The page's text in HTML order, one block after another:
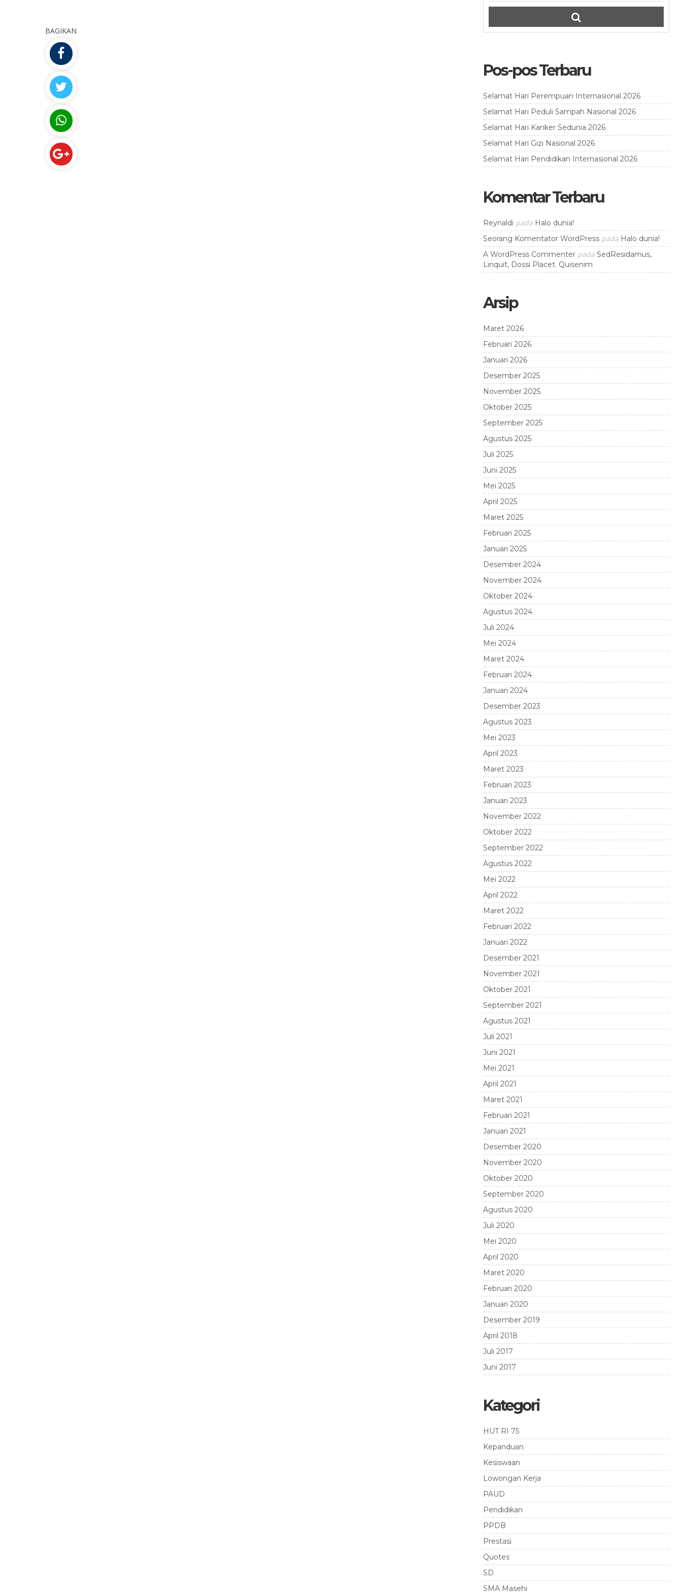
BAGIKAN
Pos-pos Terbaru
Selamat Hari Perempuan Internasional 2026
Selamat Hari Peduli Sampah Nasional 2026
Selamat Hari Kanker Sedunia 2026
Selamat Hari Gizi Nasional 2026
Selamat Hari Pendidikan Internasional 2026
Komentar Terbaru
Reynaldi pada Halo dunia!
Seorang Komentator WordPresspada Halo dunia!
A WordPress Commenterpada SedResidamus,
Linquit, Dossi Placet. Quisenim
Arsip
Maret 2026
Februari 2026
Januari 2026
Desember 2025
November 2025
Oktober 2025
September 2025
Agustus 2025
Juli 2025
Juni 2025
Mei 2025
April 2025
Maret 2025
Februari 2025
Januari 2025
Desember 2024
November 2024
Oktober 2024
Agustus 2024
Juli 2024
Mei 2024
Maret 2024
Februari 2024
Januari 2024
Desember 2023
Agustus 2023
Mei 2023
April 2023
Maret 2023
Februari 2023
Januari 2023
November 2022
Oktober 2022
September 2022
Agustus 2022
Mei 2022
April 2022
Maret 2022
Februari 2022
Januari 2022
Desember 2021
November 2021
Oktober 2021
September 2021
Agustus 2021
Juli 2021
Juni 2021
Mei 2021
April 2021
Maret 2021
Februari 2021
Januari 2021
Desember 2020
November 2020
Oktober 2020
September 2020
Agustus 2020
Juli 2020
Mei 2020
April 2020
Maret 2020
Februari 2020
Januari 2020
Desember 2019
April 2018
Juli 2017
Juni 2017
Kategori
HUT RI 75
Kepanduan
Kesiswaan
Lowongan Kerja
PAUD
Pendidikan
PPDB
Prestasi
Quotes
SD
SMA Masehi